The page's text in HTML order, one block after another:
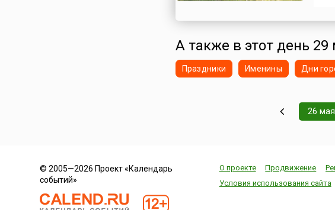
А также в этот день 29
Праздники Именины Дни
26 мая
© 2005—2026 Проект «Календарь
событий»
О проекте Продвижение
Условия использования сайта